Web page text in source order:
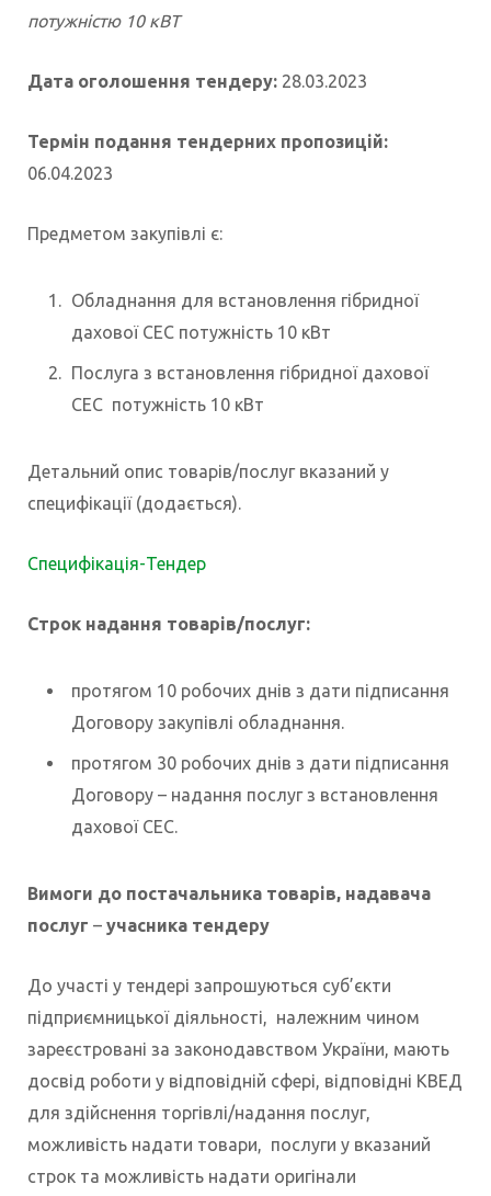
потужністю 10 кВТ
Дата оголошення тендеру: 28.03.2023
Термін подання тендерних пропозицій:
06.04.2023
Предметом закупівлі є:
Обладнання для встановлення гібридної
дахової СЕС потужність 10 кВт
Послуга з встановлення гібридної дахової
СЕС потужність 10 кВт
Детальний опис товарів/послуг вказаний у
специфікації (додається).
Специфікація-Тендер
Строк надання товарів/послуг:
протягом 10 робочих днів з дати підписання
Договору закупівлі обладнання.
протягом 30 робочих днів з дати підписання
Договору – надання послуг з встановлення
дахової СЕС.
Вимоги до постачальника товарів, надавача
послуг – учасника тендеру
До участі у тендері запрошуються суб’єкти
підприємницької діяльності, належним чином
зареєстровані за законодавством України, мають
досвід роботи у відповідній сфері, відповідні КВЕД
для здійснення торгівлі/надання послуг,
можливість надати товари, послуги у вказаний
строк та можливість надати оригінали